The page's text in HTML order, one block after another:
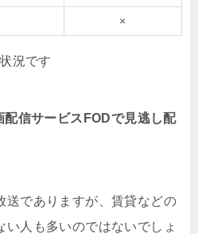
×
況です
信サービスFODで見逃し配
送でありますが、賃貸などの
い人も多いのではないでしょ